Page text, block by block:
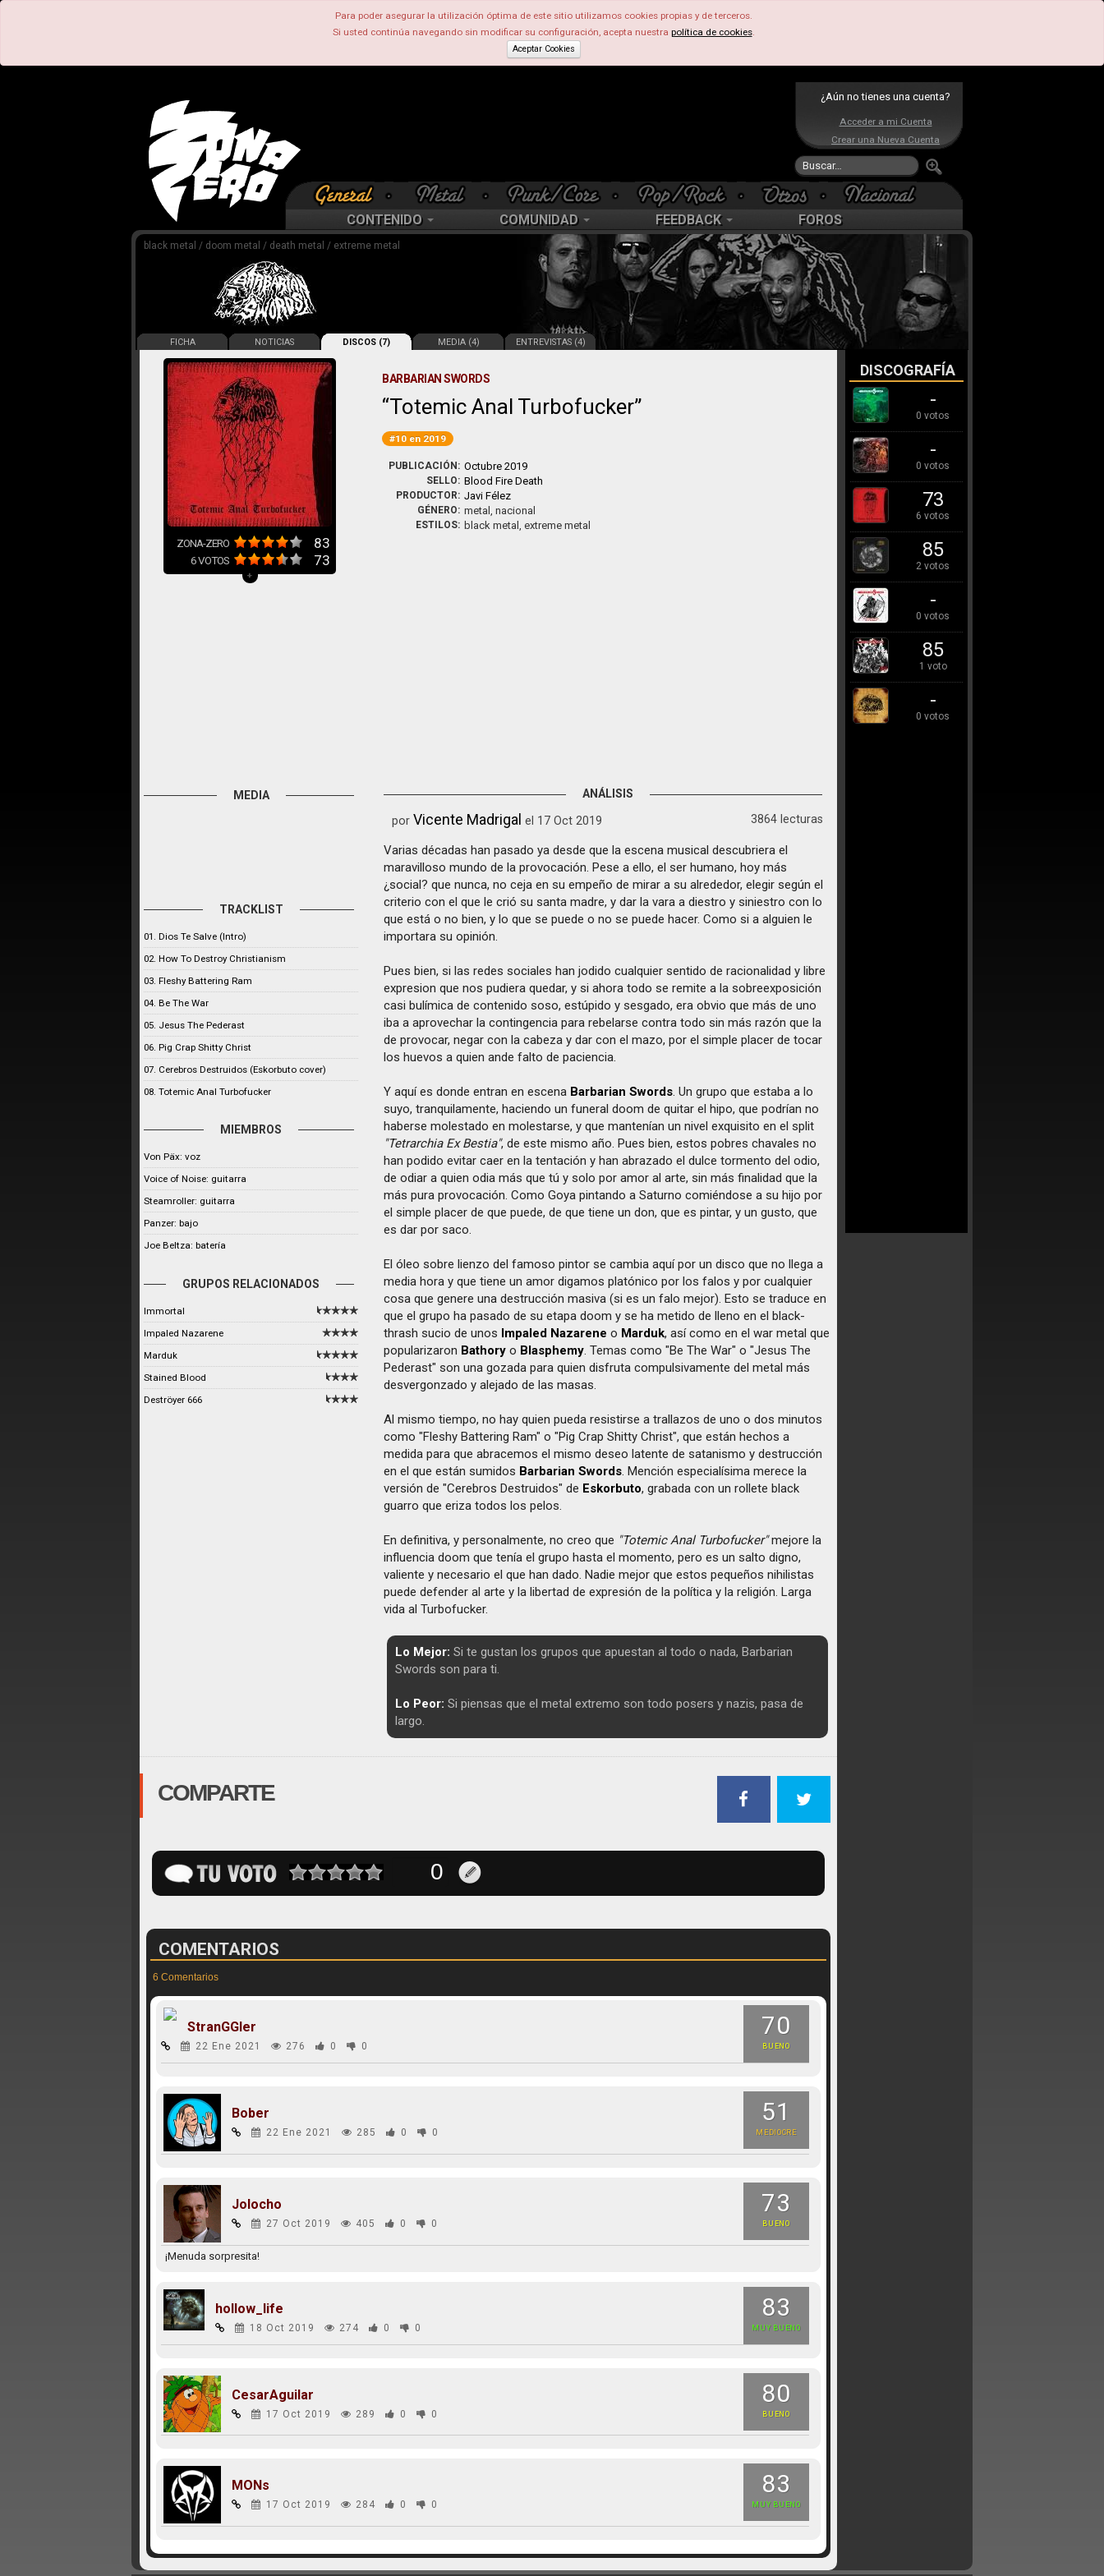
Para poder asegurar la utilización óptima de este sitio utilizamos cookies propias y de terceros.
Si usted continúa navegando sin modificar su configuración, acepta nuestra política de cookies.
Aceptar Cookies
¿Aún no tienes una cuenta?
Acceder a mi Cuenta
Crear una Nueva Cuenta
CONTENIDO COMUNIDAD FEEDBACK FOROS
black metal / doom metal / death metal / extreme metal
FICHA NOTICIAS DISCOS (7) MEDIA (4) ENTREVISTAS (4)
ZONA-ZERO 83
6VOTOS 73
+
BARBARIAN SWORDS
Totemic Anal Turbofucker
#10 en 2019
PUBLICACIÓN: Octubre 2019
SELLO: Blood Fire Death
PRODUCTOR: Javi Félez
GÉNERO: metal, nacional
ESTILOS: black metal, extreme metal
MEDIA
TRACKLIST
01. Dios Te Salve (Intro)
02. How To Destroy Christianism
03. Fleshy Battering Ram
04. Be The War
05. Jesus The Pederast
06. Pig Crap Shitty Christ
07. Cerebros Destruidos (Eskorbuto cover)
08. Totemic Anal Turbofucker
MIEMBROS
Von Päx: voz
Voice of Noise: guitarra
Steamroller: guitarra
Panzer: bajo
Joe Beltza: batería
GRUPOS RELACIONADOS
Immortal
Impaled Nazarene
Marduk
Stained Blood
Deströyer 666
ANÁLISIS
por Vicente Madrigal el 17 Oct 2019 3864 lecturas
Varias décadas han pasado ya desde que la escena musical descubriera el
maravilloso mundo de la provocación. Pese a ello, el ser humano, hoy más
¿social? que nunca, no ceja en su empeño de mirar a su alrededor, elegir según el
criterio con el que le crió su santa madre, y dar la vara a diestro y siniestro con lo
que está o no bien, y lo que se puede o no se puede hacer. Como si a alguien le
importara su opinión.
Pues bien, si las redes sociales han jodido cualquier sentido de racionalidad y libre
expresion que nos pudiera quedar, y si ahora todo se remite a la sobreexposición
casi bulímica de contenido soso, estúpido y sesgado, era obvio que más de uno
iba a aprovechar la contingencia para rebelarse contra todo sin más razón que la
de provocar, negar con la cabeza y dar con el mazo, por el simple placer de tocar
los huevos a quien ande falto de paciencia.
Y aquí es donde entran en escena Barbarian Swords. Un grupo que estaba a lo
suyo, tranquilamente, haciendo un funeral doom de quitar el hipo, que podrían no
haberse molestado en molestarse, y que mantenían un nivel exquisito en el split
"Tetrarchia Ex Bestia", de este mismo año. Pues bien, estos pobres chavales no
han podido evitar caer en la tentación y han abrazado el dulce tormento del odio,
de odiar a quien odia más que tú y solo por amor al arte, sin más finalidad que la
más pura provocación. Como Goya pintando a Saturno comiéndose a su hijo por
el simple placer de que puede, de que tiene un don, que es pintar, y un gusto, que
es dar por saco.
El óleo sobre lienzo del famoso pintor se cambia aquí por un disco que no llega a
media hora y que tiene un amor digamos platónico por los falos y por cualquier
cosa que genere una destrucción masiva (si es un falo mejor). Esto se traduce en
que el grupo ha pasado de su etapa doom y se ha metido de lleno en el black-
thrash sucio de unos Impaled Nazarene o Marduk, así como en el war metal que
popularizaron Bathory o Blasphemy. Temas como "Be The War" o "Jesus The
Pederast" son una gozada para quien disfruta compulsivamente del metal más
desvergonzado y alejado de las masas.
Al mismo tiempo, no hay quien pueda resistirse a trallazos de uno o dos minutos
como "Fleshy Battering Ram" o "Pig Crap Shitty Christ", que están hechos a
medida para que abracemos el mismo deseo latente de satanismo y destrucción
en el que están sumidos Barbarian Swords. Mención especialísima merece la
versión de "Cerebros Destruidos" de Eskorbuto, grabada con un rollete black
guarro que eriza todos los pelos.
En definitiva, y personalmente, no creo que "Totemic Anal Turbofucker"mejore la
influencia doom que tenía el grupo hasta el momento, pero es un salto digno,
valiente y necesario el que han dado. Nadie mejor que estos pequeños nihilistas
puede defender al arte y la libertad de expresión de la política y la religión. Larga
vida al Turbofucker.
Lo Mejor: Si te gustan los grupos que apuestan al todo o nada, Barbarian
Swords son para ti.
Lo Peor: Si piensas que el metal extremo son todo posers y nazis, pasa de
largo.
COMPARTE
COMENTARIOS
6 Comentarios
70
BUENO
StranGGler
22 Ene 2021 276 0 0
51
MEDIOCRE
Bober
22 Ene 2021 285 0 0
73
BUENO
Jolocho
27 Oct 2019 405 0 0
¡Menuda sorpresita!
83
MUY BUENO
hollow_life
18 Oct 2019 274 0 0
80
BUENO
CesarAguilar
17 Oct 2019 289 0 0
83
MUY BUENO
MONs
17 Oct 2019 284 0 0
DISCOGRAFÍA
-
0 votos
-
0 votos
73
6 votos
85
2 votos
-
0 votos
85
1 voto
-
0 votos